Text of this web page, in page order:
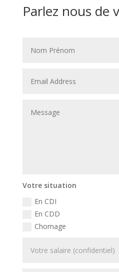
Parlez nous de
Votre situation
En CDI
En CDD
Chomage